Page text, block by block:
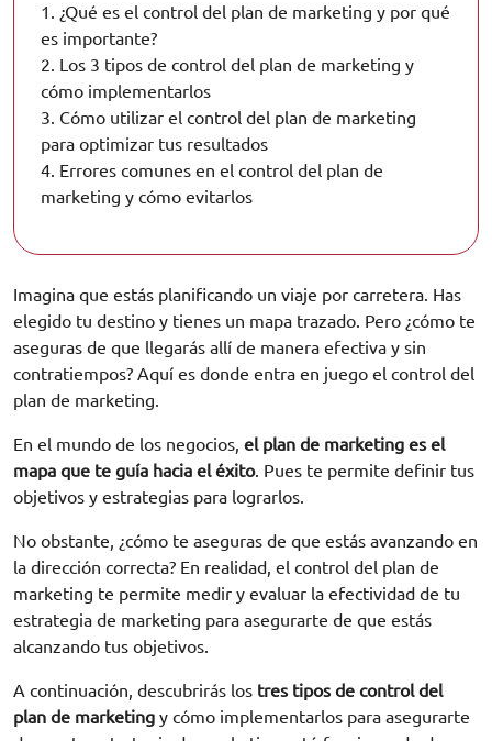
1.
¿Qué es el control del plan de marketing y por qué
es importante?
2. Los 3 tipos de control del plan de marketing y
cómo implementarlos
3. Cómo utilizar el control del plan de marketing
para optimizar tus resultados
4. Errores comunes en el control del plan de
marketing y cómo evitarlos
Imagina que estás planificando un viaje por carretera. Has
elegido tu destino y tienes un mapa trazado. Pero ¿cómo te
aseguras de que llegarás allí de manera efectiva y sin
contratiempos? Aquí es donde entra en juego el control del
plan de marketing.
En el mundo de los negocios, el plan de marketing es el
mapa que te guía hacia el éxito. Pues te permite definir tus
objetivos y estrategias para lograrlos.
No obstante, ¿cómo te aseguras de que estás avanzando en
la dirección correcta? En realidad, el control del plan de
marketing te permite medir y evaluar la efectividad de tu
estrategia de marketing para asegurarte de que estás
alcanzando tus objetivos.
A continuación, descubrirás los tres tipos de control del
plan de marketing y cómo implementarlos para asegurarte